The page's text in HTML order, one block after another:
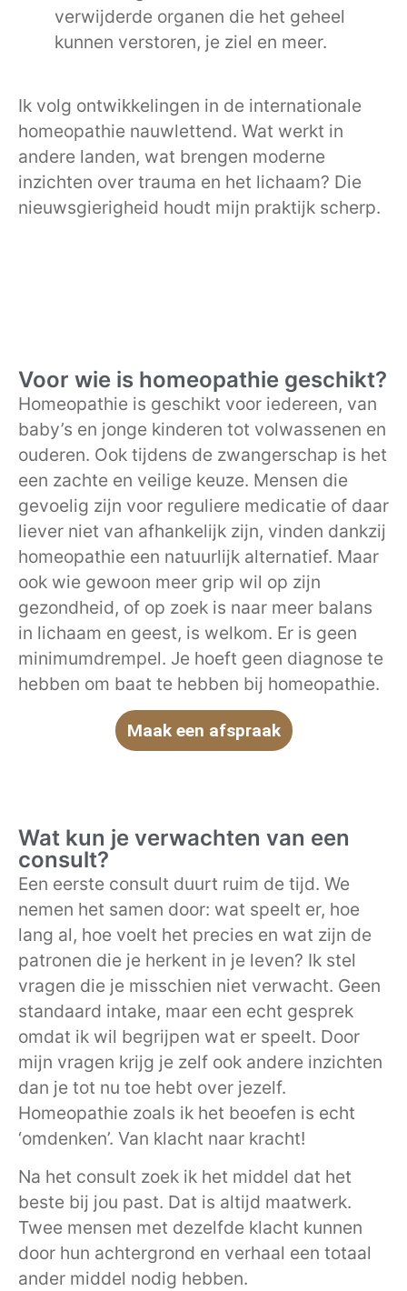
verwijderde organen die het geheel
kunnen verstoren, je ziel en meer.
Ik volg ontwikkelingen in de internationale
homeopathie nauwlettend. Wat werkt in
andere landen, wat brengen moderne
inzichten over trauma en het lichaam? Die
nieuwsgierigheid houdt mijn praktijk scherp.
Voor wie is homeopathie geschikt?
Homeopathie is geschikt voor iedereen, van
baby’s en jonge kinderen tot volwassenen en
ouderen. Ook tijdens de zwangerschap is het
een zachte en veilige keuze. Mensen die
gevoelig zijn voor reguliere medicatie of daar
liever niet van afhankelijk zijn, vinden dankzij
homeopathie een natuurlijk alternatief. Maar
ook wie gewoon meer grip wil op zijn
gezondheid, of op zoek is naar meer balans
in lichaam en geest, is welkom. Er is geen
minimumdrempel. Je hoeft geen diagnose te
hebben om baat te hebben bij homeopathie.
Maak een afspraak
Wat kun je verwachten van een
consult?
Een eerste consult duurt ruim de tijd. We
nemen het samen door: wat speelt er, hoe
lang al, hoe voelt het precies en wat zijn de
patronen die je herkent in je leven? Ik stel
vragen die je misschien niet verwacht. Geen
standaard intake, maar een echt gesprek
omdat ik wil begrijpen wat er speelt. Door
mijn vragen krijg je zelf ook andere inzichten
dan je tot nu toe hebt over jezelf.
Homeopathie zoals ik het beoefen is echt
‘omdenken’. Van klacht naar kracht!
Na het consult zoek ik het middel dat het
beste bij jou past. Dat is altijd maatwerk.
Twee mensen met dezelfde klacht kunnen
door hun achtergrond en verhaal een totaal
ander middel nodig hebben.